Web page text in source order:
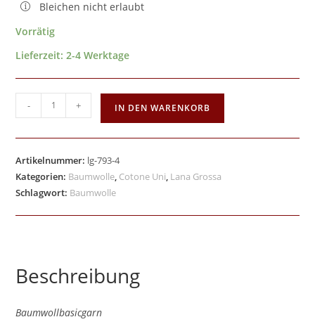
Bleichen nicht erlaubt
Vorrätig
Lieferzeit:2-4 Werktage
- + IN DEN WARENKORB
Artikelnummer: lg-793-4
Kategorien: Baumwolle, Cotone Uni, Lana Grossa
Schlagwort: Baumwolle
Beschreibung
Baumwollbasicgarn